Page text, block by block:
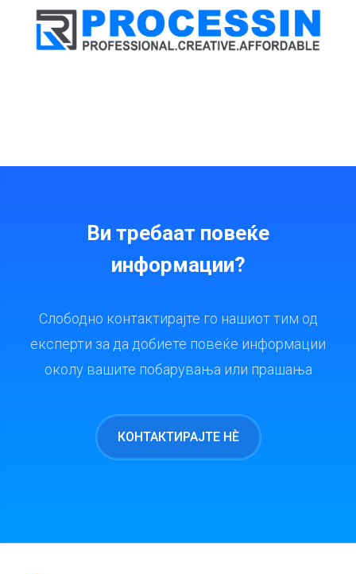
Ви требаат повеќе
информации?
Слободно контактирајте го нашиот тим од
експерти за да добиете повеќе информации
околу вашите побарувања или прашања
КОНТАКТИРАЈТЕ НÈ